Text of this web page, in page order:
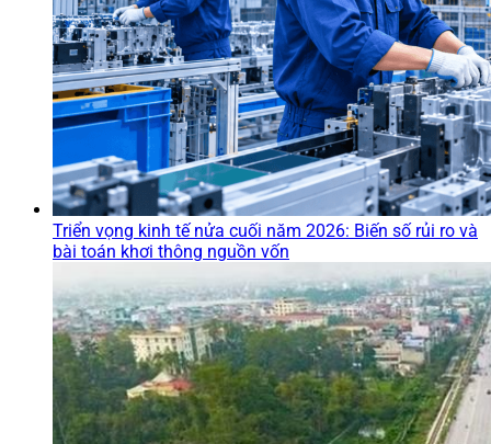
Triển vọng kinh tế nửa cuối năm 2026: Biến số rủi ro và
bài toán khơi thông nguồn vốn